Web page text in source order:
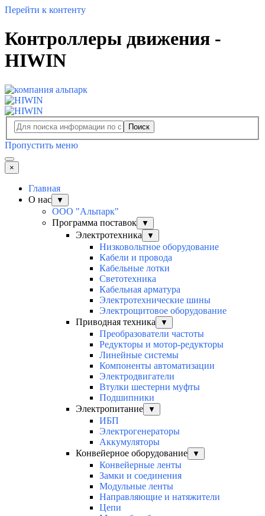
Перейти к контенту
Контроллеры движения -
HIWIN
Поиск
Пропустить меню
×
Главная
О нас
▼
ООО "Альпарк"
Программа поставок
▼
Электротехника ▼
Низковольтное оборудование
Кабели и провода
Кабельные лотки
Светотехника
Кабельная арматура
Электротехнические шины
Электрощитовое оборудование
Приводная техника
▼
Преобразователи частоты
Редукторы и мотор-редукторы
Линейные системы
Компоненты автоматизации
Электродвигатели
Втулки шестерни муфты
Подшипники
Электропитание
▼
ИБП
Электрогенераторы
Аккумуляторы
Конвейерное оборудование
▼
Конвейерные ленты
Замки и соединения
Модульные ленты
Направляющие и натяжители
Цепи